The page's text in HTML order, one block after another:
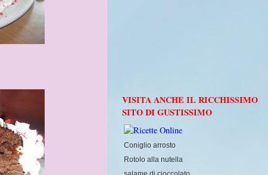
VISITA ANCHE IL RICCHISSIMO
SITO DI GUSTISSIMO
Coniglio arrosto
Rotolo alla nutella